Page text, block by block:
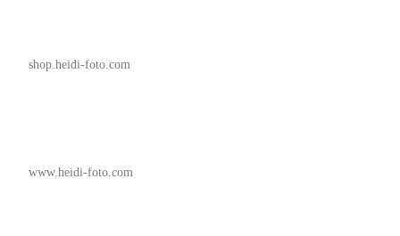
shop.heidi-foto.com
www.heidi-foto.com